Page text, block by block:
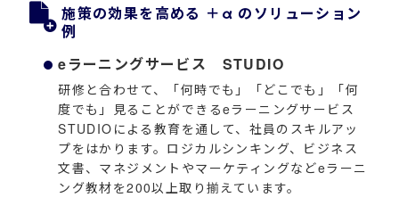
施策の効果を高める ＋α のソリューション
例
eラーニングサービス STUDIO
研修と合わせて、「何時でも」「どこでも」「何
度でも」見ることができるeラーニングサービス
STUDIOによる教育を通して、社員のスキルアッ
プをはかります。ロジカルシンキング、ビジネス
文書、マネジメントやマーケティングなどeラーニ
ング教材を200以上取り揃えています。